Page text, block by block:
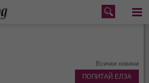
Меню
Всички новини
ПОПИТАЙ ЕЛЗА